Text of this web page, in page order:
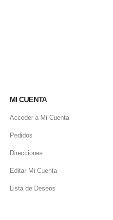
MI CUENTA
Acceder a Mi Cuenta
Pedidos
Direcciones
Editar Mi Cuenta
Lista de Deseos